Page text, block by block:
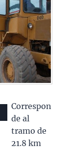
Correspon
de al
tramo de
21.8 km